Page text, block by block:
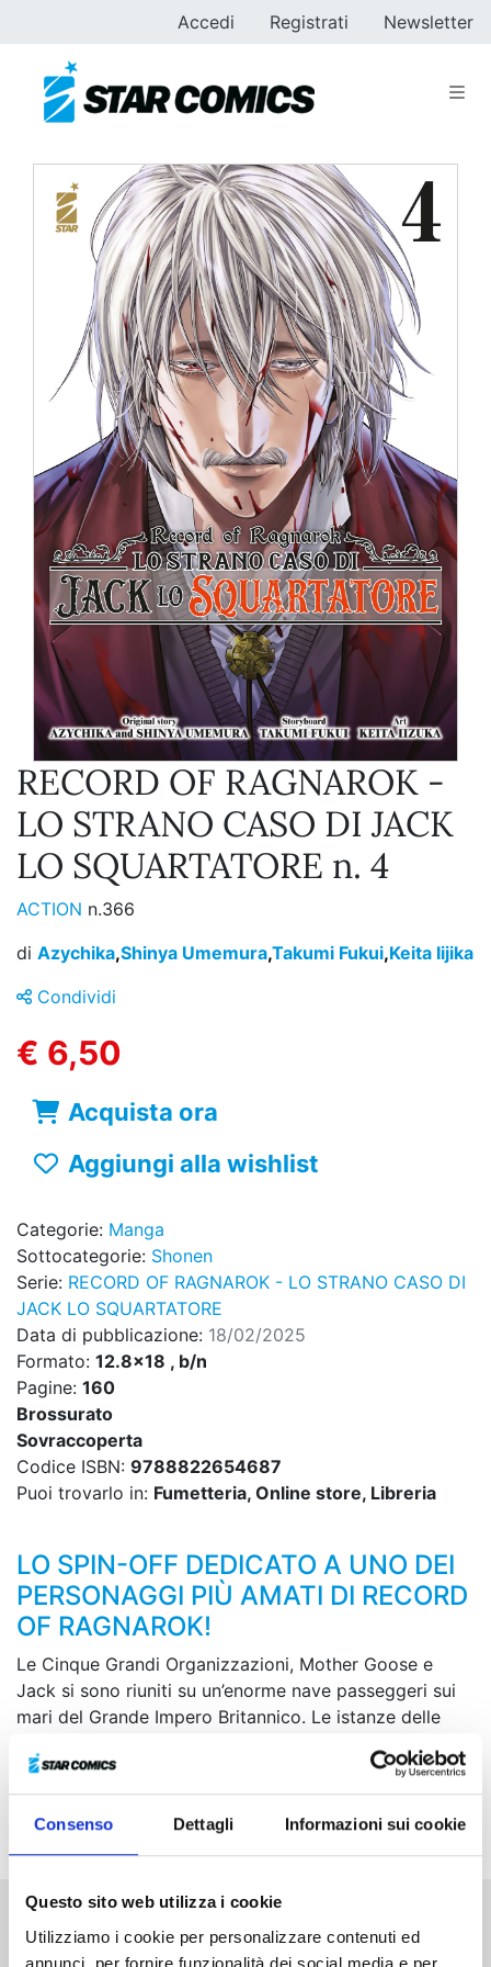
Consenso Dettagli Informazioni sui cookie
Questo sito web utilizza i cookie
Utilizziamo i cookie per personalizzare contenuti ed
annunci, per fornire funzionalità dei social media e per
Accedi Registrati Newsletter
RECORD OF RAGNAROK -
LO STRANO CASO DI JACK
LO SQUARTATORE n. 4
ACTION n.366
di Azychika,Shinya Umemura,Takumi Fukui,Keita Iijika
Condividi
€ 6,50
Acquista ora
Aggiungi alla wishlist
Categorie: Manga
Sottocategorie: Shonen
Serie: RECORD OF RAGNAROK - LO STRANO CASO DI
JACK LO SQUARTATORE
Data di pubblicazione: 18/02/2025
Formato: 12.8x18 , b/n
Pagine: 160
Brossurato
Sovraccoperta
Codice ISBN: 9788822654687
Puoi trovarlo in: Fumetteria, Online store, Libreria
LO SPIN-OFF DEDICATO A UNO DEI
PERSONAGGI PIÙ AMATI DI RECORD
OF RAGNAROK!
Le Cinque Grandi Organizzazioni, Mother Goose e
Jack si sono riuniti su un’enorme nave passeggeri sui
mari del Grande Impero Britannico. Le istanze delle
grande mischia. Inoltre, appaiono anche le Trace
Regalia, le sacre reliquie leggendarie che
simboleggiano il potere dell’Impero Britannico...
Altri volumi della serie